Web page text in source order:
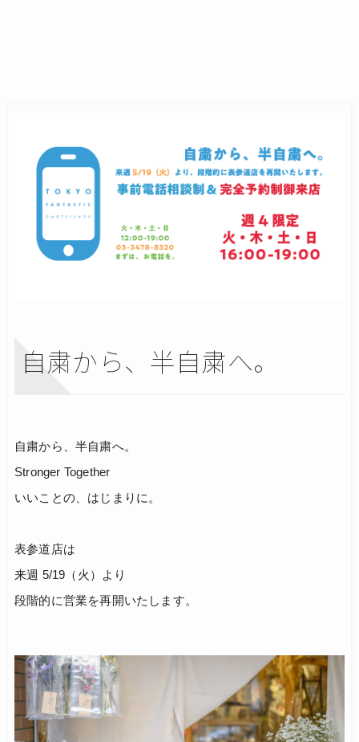
自粛から、半自粛へ。
自粛から、半自粛へ。
Stronger Together
いいことの、はじまりに。
表参道店は
来週 5/19（火）より
段階的に営業を再開いたします。